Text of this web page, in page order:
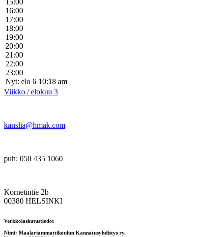
16:00
17:00
18:00
19:00
20:00
21:00
22:00
23:00
Nyt: elo 6 10:18 am
Viikko / elokuu 3
kanslia@hmak.com
puh: 050 435 1060
Kornetintie 2b
00380 HELSINKI
Verkkolaskutustiedot
Nimi: Maalariammattikoulun Kannatusyhdistys ry.